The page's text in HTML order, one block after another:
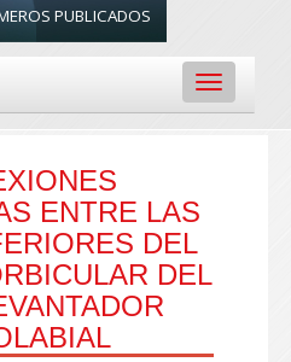
PUBLICADOS
Toggle
navigation
ENTRE LAS
DEL
DEL